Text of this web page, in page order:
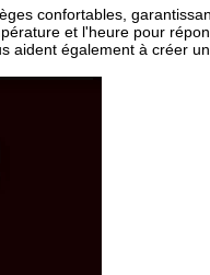
confortables,
et l'heure pour
également à créer